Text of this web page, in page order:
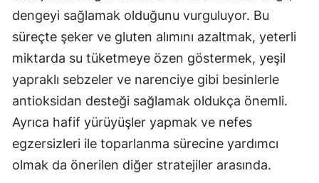
dengeyi sağlamak olduğunu vurguluyor. Bu
süreçte şeker ve gluten alımını azaltmak, yeterli
miktarda su tüketmeye özen göstermek, yeşil
yapraklı sebzeler ve narenciye gibi besinlerle
antioksidan desteği sağlamak oldukça önemli.
Ayrıca hafif yürüyüşler yapmak ve nefes
egzersizleri ile toparlanma sürecine yardımcı
olmak da önerilen diğer stratejiler arasında.